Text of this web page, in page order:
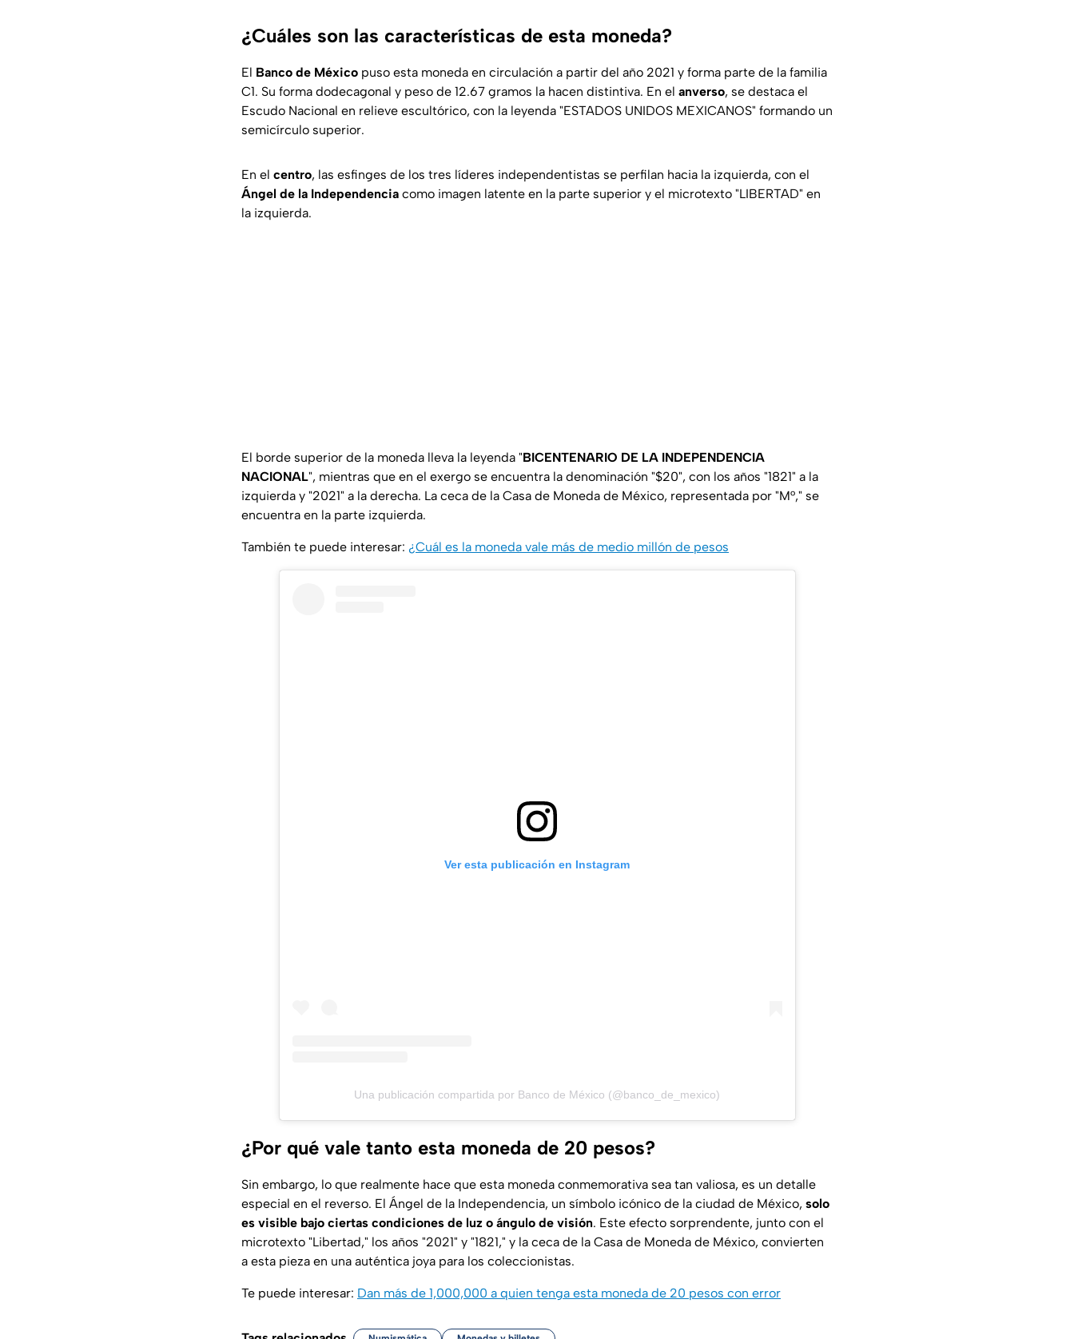
¿Cuáles son las características de esta moneda?
El Banco de México puso esta moneda en circulación a partir del año 2021 y forma parte de la familia
C1. Su forma dodecagonal y peso de 12.67 gramos la hacen distintiva. En el anverso, se destaca el
Escudo Nacional en relieve escultórico, con la leyenda "ESTADOS UNIDOS MEXICANOS" formando un
semicírculo superior.
En el centro, las esfinges de los tres líderes independentistas se perfilan hacia la izquierda, con el
Ángel de la Independencia como imagen latente en la parte superior y el microtexto "LIBERTAD" en
la izquierda.
El borde superior de la moneda lleva la leyenda "BICENTENARIO DE LA INDEPENDENCIA
NACIONAL", mientras que en el exergo se encuentra la denominación "$20", con los años "1821" a la
izquierda y "2021" a la derecha. La ceca de la Casa de Moneda de México, representada por "M°," se
encuentra en la parte izquierda.
También te puede interesar: ¿Cuál es la moneda vale más de medio millón de pesos
Ver esta publicación en Instagram
Una publicación compartida por Banco de México (@banco_de_mexico)
¿Por qué vale tanto esta moneda de 20 pesos?
Sin embargo, lo que realmente hace que esta moneda conmemorativa sea tan valiosa, es un detalle
especial en el reverso. El Ángel de la Independencia, un símbolo icónico de la ciudad de México, solo
es visible bajo ciertas condiciones de luz o ángulo de visión. Este efecto sorprendente, junto con el
microtexto "Libertad," los años "2021" y "1821," y la ceca de la Casa de Moneda de México, convierten
a esta pieza en una auténtica joya para los coleccionistas.
Te puede interesar: Dan más de 1,000,000 a quien tenga esta moneda de 20 pesos con error